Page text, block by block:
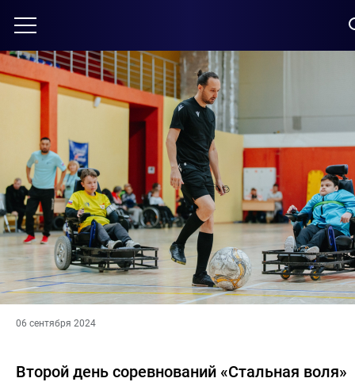
06 сентября 2024
Второй день соревнований «Стальная воля»